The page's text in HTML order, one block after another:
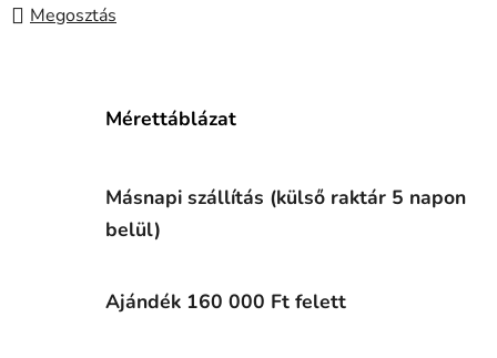
Megosztás
Mérettáblázat
Másnapi szállítás (külső raktár 5 napon
belül)
Ajándék 160 000 Ft felett